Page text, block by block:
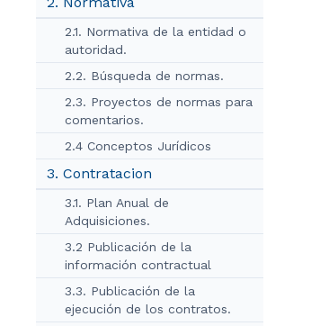
2.1. Normativa de la entidad o
autoridad.
2.2. Búsqueda de normas.
2.3. Proyectos de normas para
comentarios.
2.4 Conceptos Jurídicos
3. Contratacion
3.1. Plan Anual de
Adquisiciones.
3.2 Publicación de la
información contractual
3.3. Publicación de la
ejecución de los contratos.